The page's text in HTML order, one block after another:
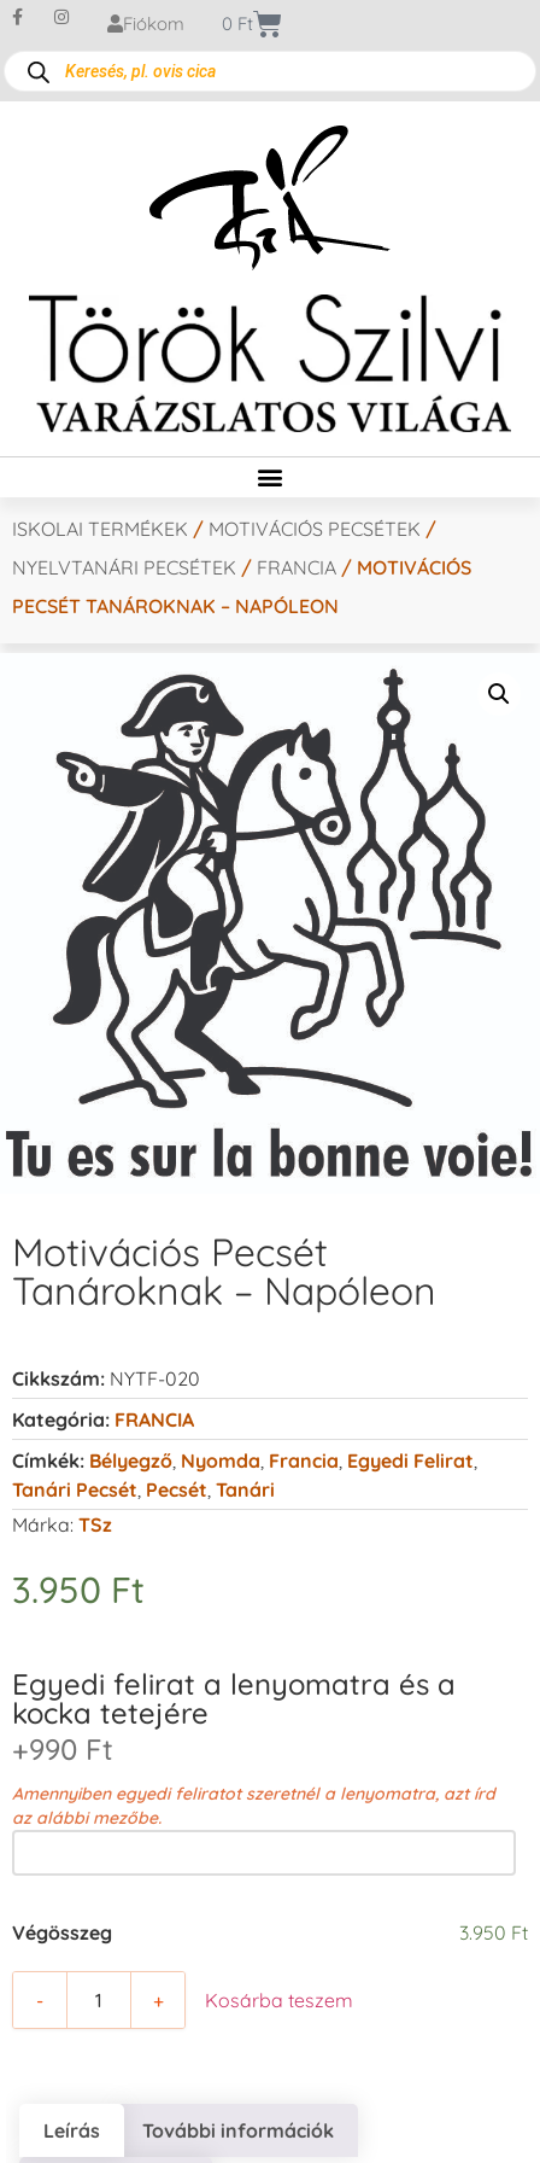
Fiókom 0 Ft
ISKOLAI TERMÉKEK / MOTIVÁCIÓS PECSÉTEK /
NYELVTANÁRI PECSÉTEK / FRANCIA / MOTIVÁCIÓS
PECSÉT TANÁROKNAK – NAPÓLEON
Motivációs Pecsét
Tanároknak – Napóleon
Cikkszám: NYTF-020
Kategória: FRANCIA
Címkék: Bélyegző Nyomda Francia Egyedi Felirat
Tanári Pecsét Pecsét Tanári
Márka: TSz
3.950 Ft
Egyedi felirat a lenyomatra és a
kocka tetejére
+990 Ft
Amennyiben egyedi feliratot szeretnél a lenyomatra, azt írd
az alábbi mezőbe.
Végösszeg 3.950 Ft
- + Kosárba teszem
Leírás További információk